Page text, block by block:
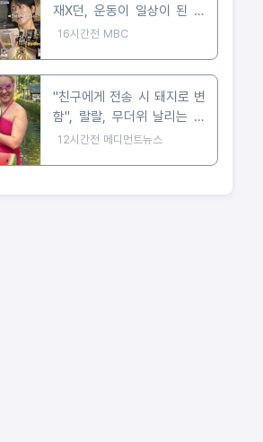
재X던, 운동이 일상이 된 사
람들은 어떻게 살까? '운동세
16시간전 MBC
"친구에게 전송 시 돼지로 변
함", 랄랄, 무더위 날리는 현
실 수영복 자태 공개
12시간전 메디먼트뉴스